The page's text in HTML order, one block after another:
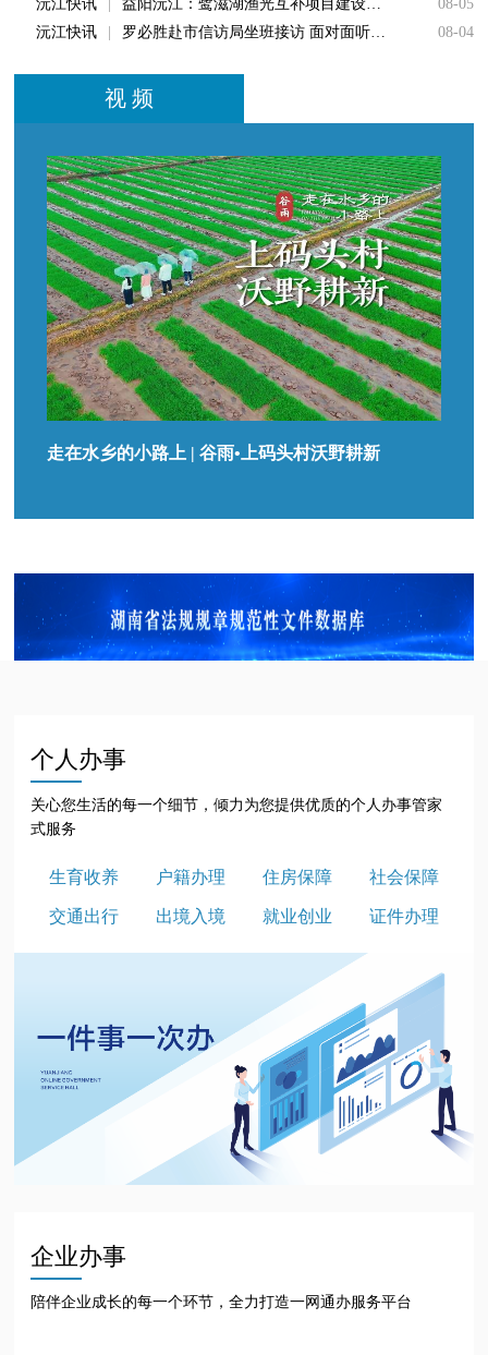
08-05
沅江快讯
益阳沅江：鹭滋湖渔光互补项目建设提速 已完成桩基柔性支架工程六成
08-04
沅江快讯 罗必胜赴市信访局坐班接访 面对面听民声 实打实解民忧
视 频
走在水乡的小路上 | 谷雨•上码头村沃野耕新
个人办事
关心您生活的每一个细节，倾力为您提供优质的个人办事管家
式服务
生育收养 户籍办理 住房保障 社会保障
交通出行 出境入境 就业创业 证件办理
企业办事
陪伴企业成长的每一个环节，全力打造一网通办服务平台